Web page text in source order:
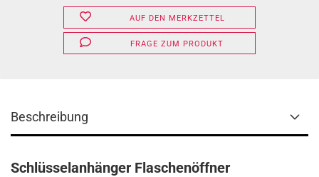
AUF DEN MERKZETTEL
FRAGE ZUM PRODUKT
Beschreibung
Schlüsselanhänger Flaschenöffner